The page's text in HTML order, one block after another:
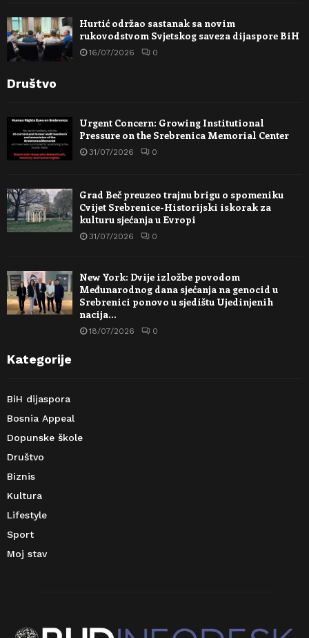
Hurtić održao sastanak sa novim
rukovodstvom Svjetskog saveza dijaspore BiH
16/07/2026 0
Društvo
Urgent Concern: Growing Institutional
Pressure on the Srebrenica Memorial Center
31/07/2026 0
Grad Beč preuzeo trajnu brigu o spomeniku
Cvijet Srebrenice-Historijski iskorak za
kulturu sjećanja u Evropi
31/07/2026 0
New York: Dvije izložbe povodom
Međunarodnog dana sjećanja na genocid u
Srebrenici ponovo u sjedištu Ujedinjenih
nacija…
18/07/2026 0
Kategorije
BiH dijaspora
Bosnia Appeal
Dopunske škole
Društvo
Biznis
Kultura
Lifestyle
Sport
Moj stav